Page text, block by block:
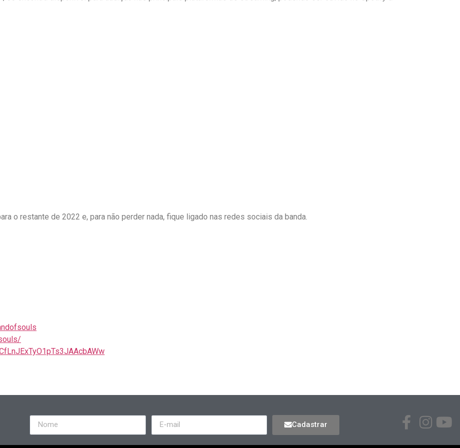
o restante de 2022 e, para não perder nada, fique ligado nas redes sociais da banda.
Cadastrar